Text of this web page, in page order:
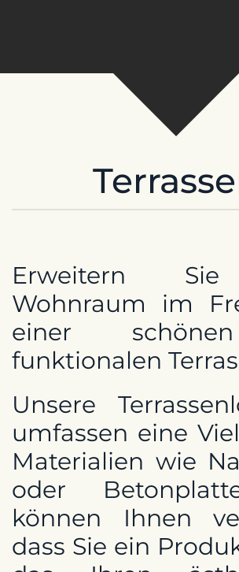
Erweitern
Wohnraum im
einer
funktionalen
Unsere
umfassen eine
Materialien wie
oder
können Ihnen
dass Sie ein